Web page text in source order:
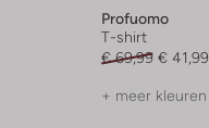
Profuomo
T-shirt
€ 69,99 € 41,99
+ meer kleuren